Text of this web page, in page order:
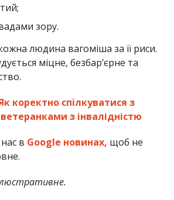
зору.
людина вагоміша за її риси.
міцне, безбар’єрне та
коректно спілкуватися з
з інвалідністю
в Google новинах, щоб не